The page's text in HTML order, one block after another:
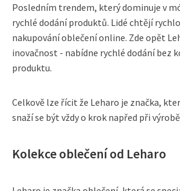
Posledním trendem, který dominuje v
rychlé dodání produktů. Lidé chtějí
nakupování oblečení online. Zde opět
inovačnost - nabídne rychlé dodání bez
produktu.
Celkově lze řícit že Leharo je značka,
snaží se být vždy o krok napřed při
Kolekce oblečení od Leharo